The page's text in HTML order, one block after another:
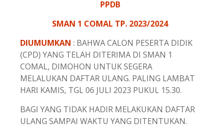
PPDB
SMAN 1 COMAL TP. 2023/2024
DIUMUMKAN : BAHWA CALON PESERTA DIDIK
(CPD) YANG TELAH DITERIMA DI SMAN 1
COMAL, DIMOHON UNTUK SEGERA
MELALUKAN DAFTAR ULANG. PALING LAMBAT
HARI KAMIS, TGL 06 JULI 2023 PUKUL 15.30.
BAGI YANG TIDAK HADIR MELAKUKAN DAFTAR
ULANG SAMPAI WAKTU YANG DITENTUKAN.